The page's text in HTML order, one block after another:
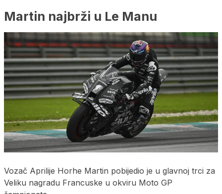
Martin najbrži u Le Manu
Vozač Aprilije Horhe Martin pobijedio je u glavnoj trci za
Veliku nagradu Francuske u okviru Moto GP